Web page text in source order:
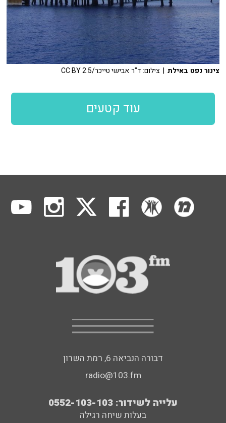
צינור נפט באילת | צילום: ד"ר אבישי טייכר/CC BY 2.5
עוד קטעים
דבורה הנביאה 6, רמת השרון
radio@103.fm
עלייה לשידור: 0552-103-103
בעלות שיחה רגילה